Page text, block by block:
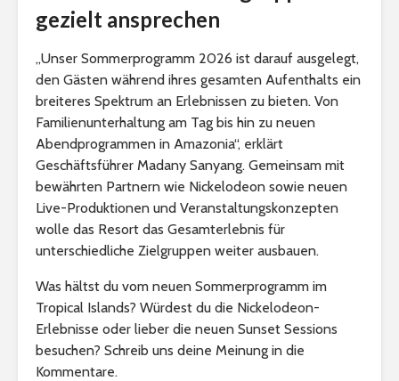
gezielt ansprechen
„Unser Sommerprogramm 2026 ist darauf ausgelegt,
den Gästen während ihres gesamten Aufenthalts ein
breiteres Spektrum an Erlebnissen zu bieten. Von
Familienunterhaltung am Tag bis hin zu neuen
Abendprogrammen in Amazonia“, erklärt
Geschäftsführer Madany Sanyang. Gemeinsam mit
bewährten Partnern wie Nickelodeon sowie neuen
Live-Produktionen und Veranstaltungskonzepten
wolle das Resort das Gesamterlebnis für
unterschiedliche Zielgruppen weiter ausbauen.
Was hältst du vom neuen Sommerprogramm im
Tropical Islands? Würdest du die Nickelodeon-
Erlebnisse oder lieber die neuen Sunset Sessions
besuchen? Schreib uns deine Meinung in die
Kommentare.